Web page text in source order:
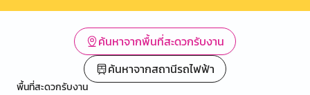
ค้นหาจากพื้นที่สะดวกรับงาน
ค้นหาจากสถานีรถไฟฟ้า
พื้นที่สะดวกรับงาน